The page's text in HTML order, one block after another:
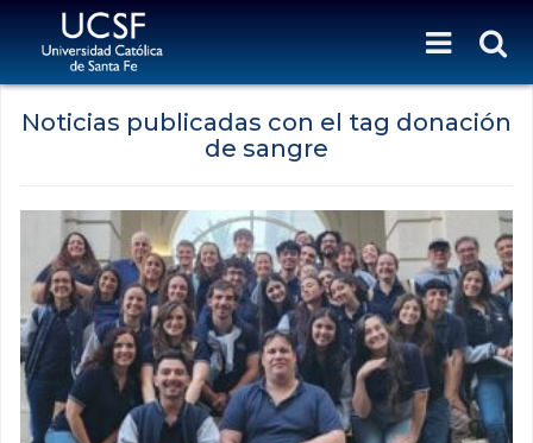
Noticias publicadas con el tag donación
de sangre